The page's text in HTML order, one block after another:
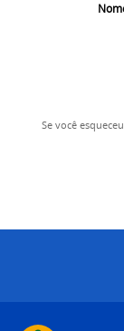
Se você